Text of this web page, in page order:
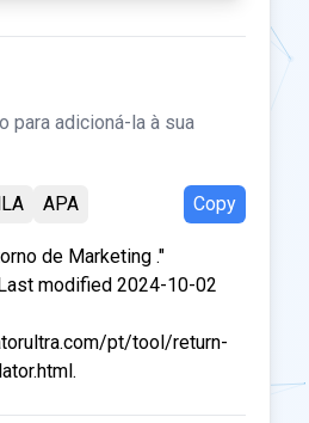
para adicioná-la à sua
APA Copy
de Marketing ."
modified 2024-10-02
pt/tool/return-